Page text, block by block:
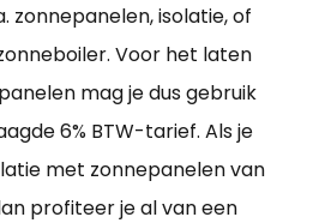
zonnepanelen, isolatie, of
Voor het laten
mag je dus gebruik
6% BTW-tarief. Als je
met zonnepanelen van
profiteer je al van een